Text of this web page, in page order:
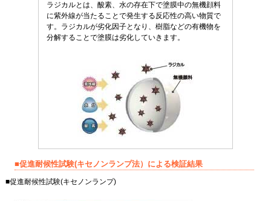
ラジカルとは、酸素、水の存在下で塗膜中の無機顔料
に紫外線が当たることで発生する反応性の高い物質で
す。ラジカルが劣化因子となり、樹脂などの有機物を
分解することで塗膜は劣化していきます。
■促進耐候性試験(キセノンランプ法）による検証結果
■促進耐候性試験(キセノンランプ)